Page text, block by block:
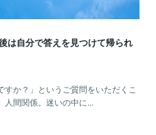
は自分で答えを見つけて帰られ
か？」というご質問をいただくこ
人間関係。迷いの中に...